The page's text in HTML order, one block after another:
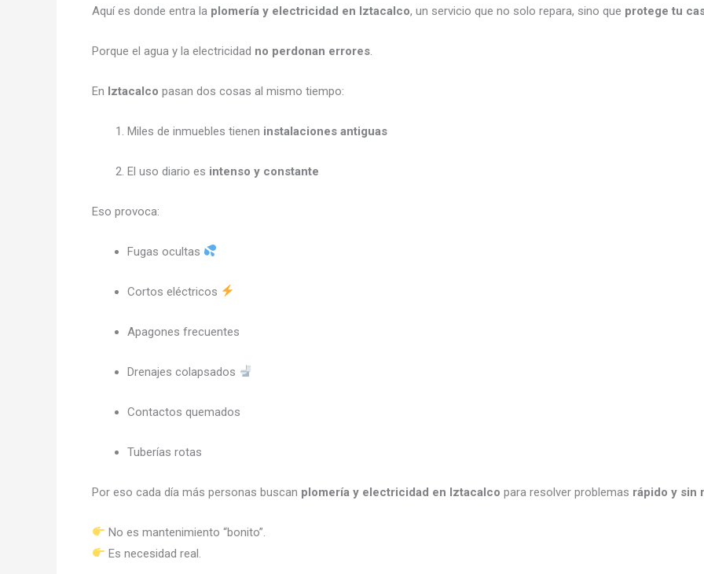
Aquí es donde entra la plomería y electricidad en Iztacalco, un servicio que no solo repara, sino que protege tu
Porque el agua y la electricidad no perdonan errores
En Iztacalco pasan dos cosas al mismo tiempo:
Miles de inmuebles tienen instalaciones antiguas
El uso diario es intenso y constante
Eso provoca:
Fugas ocultas
Cortos eléctricos
Apagones frecuentes
Drenajes colapsados
Contactos quemados
Tuberías rotas
Por eso cada día más personas buscan plomería y electricidad en Iztacalco para resolver problemas rápido y sin
No es mantenimiento “bonito”.
Es necesidad real.